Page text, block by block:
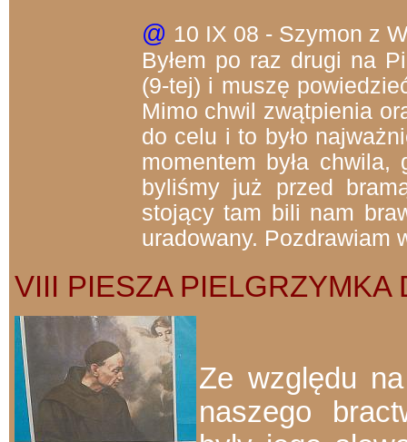
@ 10 IX 08 - Szymon z
Byłem po raz drugi na
(9-tej) i muszę
Mimo chwil zwątpienia
do celu i to było
momentem była
byliśmy już przed
stojący tam bili nam
uradowany. Pozdrawiam
VIII PIESZA
Ze względu
naszego